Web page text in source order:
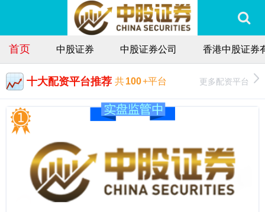
首页 中股证券 中股证券公司 香港中股证券
十大配资平台推荐 共100+平台 更多配资平台